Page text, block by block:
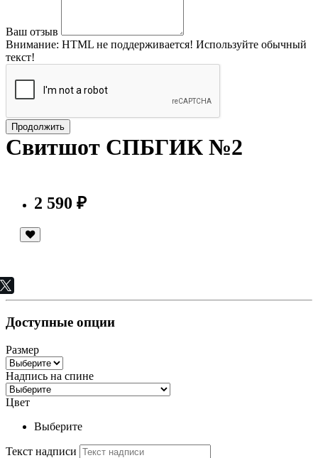
Ваш отзыв
Внимание: HTML не поддерживается! Используйте обычный
текст!
Продолжить
Свитшот СПБГИК №2
2 590 ₽
Доступные опции
Размер
Надпись на спине
Цвет
Выберите
Текст надписи